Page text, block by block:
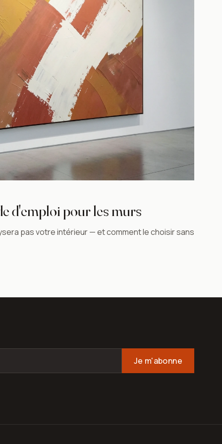
d'emploi pour les murs
pas votre intérieur — et comment le choisir sans
Je m'abonne